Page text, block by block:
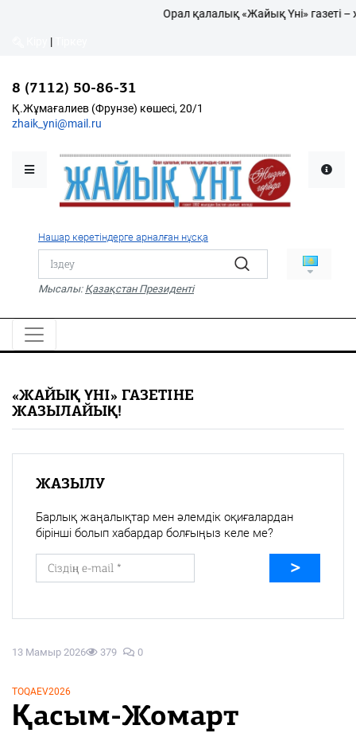
Қалалықтар қаперіне
Қоғам
Дені сау ұлт
Спорт
Жалын
PDF
«Жайық үні» — 33 жыл
Каталог
Қ.Жұмағалиев (Фрунзе)
Орал қалалық «Жайық Үні» газеті –
|
8 (7112) 50-86-31
Қ.Жұмағалиев (Фрунзе) көшесі, 20/1
zhaik_yni@mail.ru
Нашар көретіндерге арналған нұсқа
Мысалы: Қазақстан Президенті
13 Мамыр 2026 379 0
TOQAEV2026
Қасым-Жомарт
«ЖАЙЫҚ ҮНІ» ГАЗЕТІНЕ
ЖАЗЫЛАЙЫҚ!
ЖАЗЫЛУ
Барлық жаңалықтар мен әлемдік оқиғалардан
бірінші болып хабардар болғыңыз келе ме?